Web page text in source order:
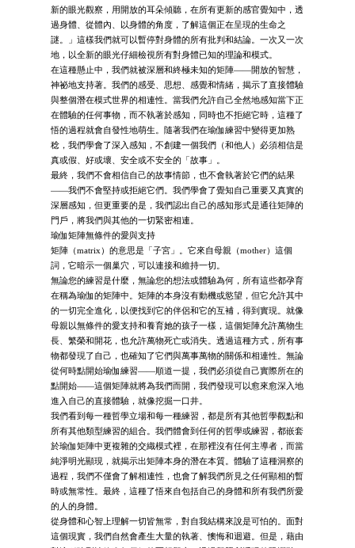
新的眼光觀察，用開放的耳朵傾聽，在所有更新的感官覺知中，透
過身體、從體內、以身體的角度，了解這個正在呈現的生命之
謎。」這樣我們就可以暫停對身體的所有批判和結論。一次又一次
地，以全新的眼光仔細檢視所有對身體已知的理論和模式。
在這種懸止中，我們就被深層和終極未知的矩陣——開放的智慧，
神祕地支持著。我們的感受、思想、感覺和情緒，揭示了直接體驗
與整個潛在模式世界的相連性。當我們允許自己全然地感知當下正
在體驗的任何事物，而不執著於感知，同時也不拒絕它時，這種了
悟的過程就會自發性地萌生。隨著我們在瑜伽練習中變得更加熟
稔，我們學會了深入感知，不創建一個我們（和他人）必須相信是
真或假、好或壞、安全或不安全的「故事」。
最終，我們不會相信自己的故事情節，也不會執著於它們的結果
——我們不會堅持或拒絕它們。我們學會了覺知自己重要又真實的
深層感知，但更重要的是，我們認出自己的感知形式是通往矩陣的
門戶，將我們與其他的一切緊密相連。
瑜伽矩陣無條件的愛與支持
矩陣（matrix）的意思是「子宮」。它來自母親（mother）這個
詞，它暗示一個巢穴，可以連接和維持一切。
無論您的練習是什麼，無論您的想法或體驗為何，所有這些都孕育
在稱為瑜伽的矩陣中。矩陣的本身沒有動機或慾望，但它允許其中
的一切完全進化，以便找到它的伴侶和它的互補，得到實現。就像
母親以無條件的愛支持和養育她的孩子一樣，這個矩陣允許萬物生
長、繁榮和開花，也允許萬物死亡或消失。透過這種方式，所有事
物都發現了自己，也確知了它們與萬事萬物的關係和相連性。無論
從何時點開始瑜伽練習——順道一提，我們必須從自己實際所在的
點開始——這個矩陣就將為我們而開，我們發現可以愈來愈深入地
進入自己的直接體驗，就像挖掘一口井。
我們看到每一種哲學立場和每一種練習，都是所有其他哲學觀點和
所有其他類型練習的組合。我們體會到任何的哲學或練習，都嵌套
於瑜伽矩陣中更複雜的交織模式裡，在那裡沒有任何主導者，而當
純淨明光顯現，就揭示出矩陣本身的潛在本質。體驗了這種洞察的
過程，我們不僅會了解相連性，也會了解我們所見之任何顯相的暫
時或無常性。最終，這種了悟來自包括自己的身體和所有我們所愛
的人的身體。
從身體和心智上理解一切皆無常，對自我結構來說是可怕的。面對
這個現實，我們自然會產生大量的執著、懊悔和迴避。但是，藉由